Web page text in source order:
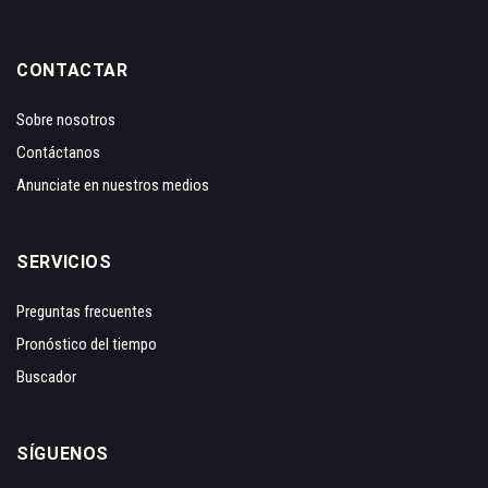
CONTACTAR
Sobre nosotros
Contáctanos
Anunciate en nuestros medios
SERVICIOS
Preguntas frecuentes
Pronóstico del tiempo
Buscador
SÍGUENOS